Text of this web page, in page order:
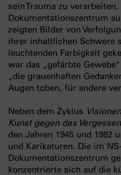
sein Trauma zu
Dokumentationszentrum
zeigten Bilder von
ihrer inhaltlichen Schwere
leuchtenden Farbigkeit
war das „gefärbte
„die grauenhaften
Augen toben, für andere
Neben dem Zyklus
Kunst gegen das Vergessen
den Jahren 1945 und 1982
und Karikaturen. Die im NS-
Dokumentationszentrum
konzentrierte sich auf die